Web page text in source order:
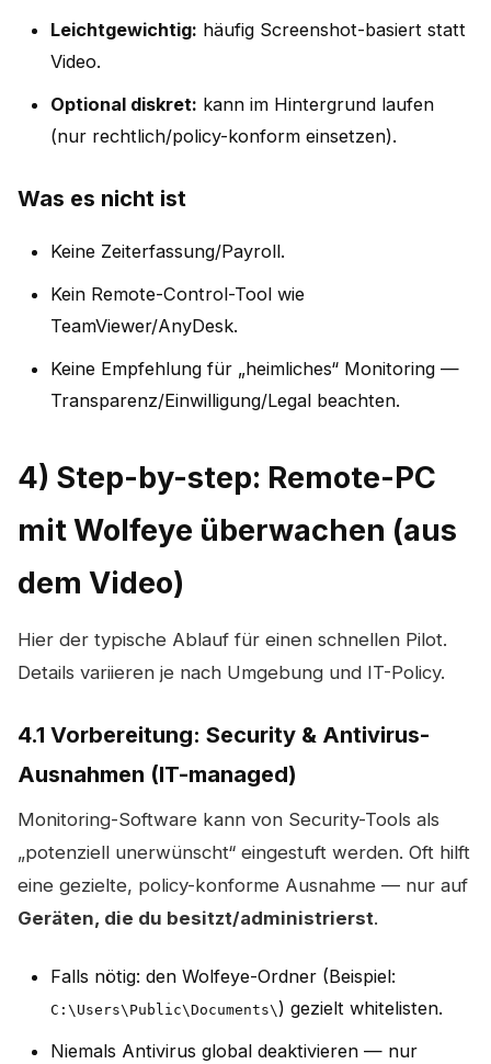
Leichtgewichtig: häufig Screenshot-basiert statt
Video.
Optional diskret: kann im Hintergrund laufen
(nur rechtlich/policy-konform einsetzen).
Was es nicht ist
Keine Zeiterfassung/Payroll.
Kein Remote-Control-Tool wie
TeamViewer/AnyDesk.
Keine Empfehlung für „heimliches“ Monitoring —
Transparenz/Einwilligung/Legal beachten.
4) Step-by-step: Remote-PC
mit Wolfeye überwachen (aus
dem Video)
Hier der typische Ablauf für einen schnellen Pilot.
Details variieren je nach Umgebung und IT-Policy.
4.1 Vorbereitung: Security & Antivirus-
Ausnahmen (IT-managed)
Monitoring-Software kann von Security-Tools als
„potenziell unerwünscht“ eingestuft werden. Oft hilft
eine gezielte, policy-konforme Ausnahme — nur auf
Geräten, die du besitzt/administrierst.
Falls nötig: den Wolfeye-Ordner (Beispiel:
C:\Users\Public\Documents\) gezielt whitelisten.
Niemals Antivirus global deaktivieren — nur